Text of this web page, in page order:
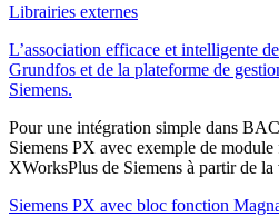
Librairies externes
L’association efficace et intelligente
Grundfos et de la plateforme de
Siemens.
Pour une intégration simple dans
Siemens PX avec exemple de
XWorksPlus de Siemens à partir de la
Siemens PX avec bloc fonction